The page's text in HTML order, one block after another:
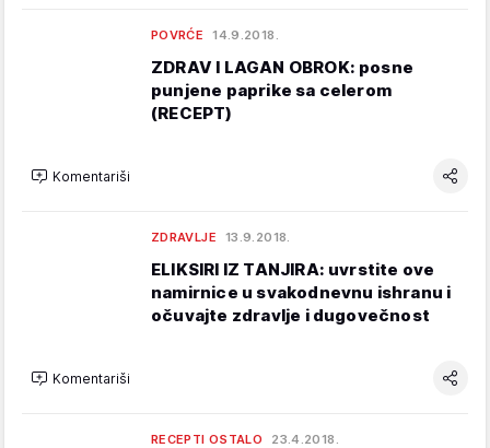
POVRĆE 14.9.2018.
ZDRAV I LAGAN OBROK: posne
punjene paprike sa celerom
(RECEPT)
Komentariši
ZDRAVLJE 13.9.2018.
ELIKSIRI IZ TANJIRA: uvrstite ove
namirnice u svakodnevnu ishranu i
očuvajte zdravlje i dugovečnost
Komentariši
RECEPTI OSTALO 23.4.2018.